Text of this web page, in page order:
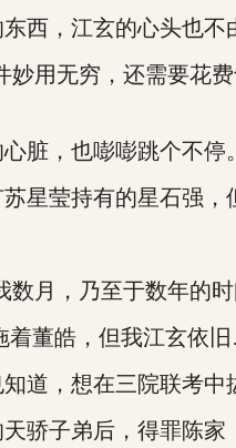
，江玄的心头也不
用无穷，还需要花
，也嘭嘭跳个不停。
莹持有的星石强，
月，乃至于数年的时
着董皓，但我江玄依
，想在三院联考中
子弟后，得罪陈家